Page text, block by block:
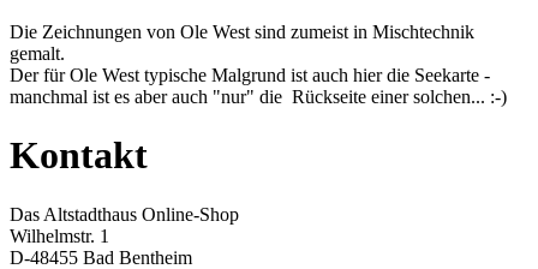
Die Zeichnungen von Ole West sind zumeist in Mischtechnik
gemalt.
Der für Ole West typische Malgrund ist auch hier die Seekarte -
manchmal ist es aber auch "nur" die Rückseite einer solchen... :-)
Kontakt
Das Altstadthaus Online-Shop
Wilhelmstr. 1
D-48455 Bad Bentheim